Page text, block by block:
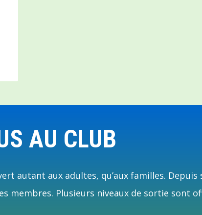
AU CLUB
autant aux adultes, qu’aux familles.
membres. Plusieurs niveaux de sortie sont